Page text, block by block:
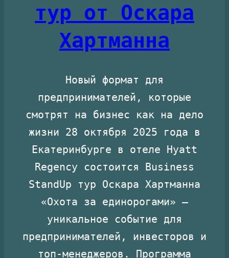
тур от Оскара
Хартманна
Новый формат для
предпринимателей, которые
смотрят на бизнес как на дело
жизни 28 октября 2025 года в
Екатеринбурге в отеле Hyatt
Regency состоится Business
StandUp тур Оскара Хартманна
«Охота за единорогами» —
уникальное событие для
предпринимателей, инвесторов и
топ-менеджеров. Программа